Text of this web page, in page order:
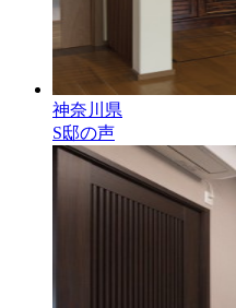
神奈川県
S邸の声